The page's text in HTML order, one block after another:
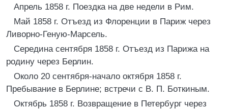
Апрель 1858 г. Поездка на две недели в Рим.
Май 1858 г. Отъезд из Флоренции в Париж через
Ливорно-Геную-Марсель.
Середина сентября 1858 г. Отъезд из Парижа на
родину через Берлин.
Около 20 сентября-начало октября 1858 г.
Пребывание в Берлине; встречи с В. П. Боткиным.
Октябрь 1858 г. Возвращение в Петербург через